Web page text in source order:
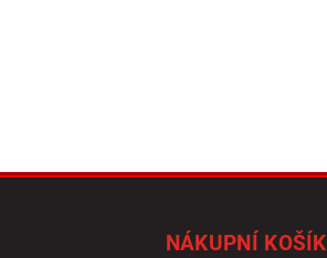
NÁKUPNÍ KOŠÍK